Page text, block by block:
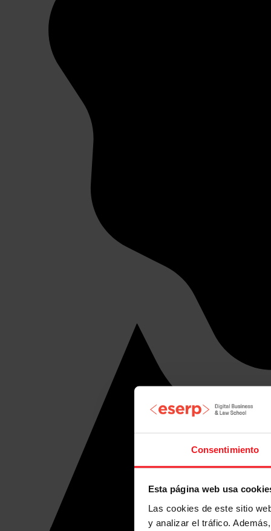
Consentimiento
Esta página web usa
Las cookies de este sitio
y analizar el tráfico.